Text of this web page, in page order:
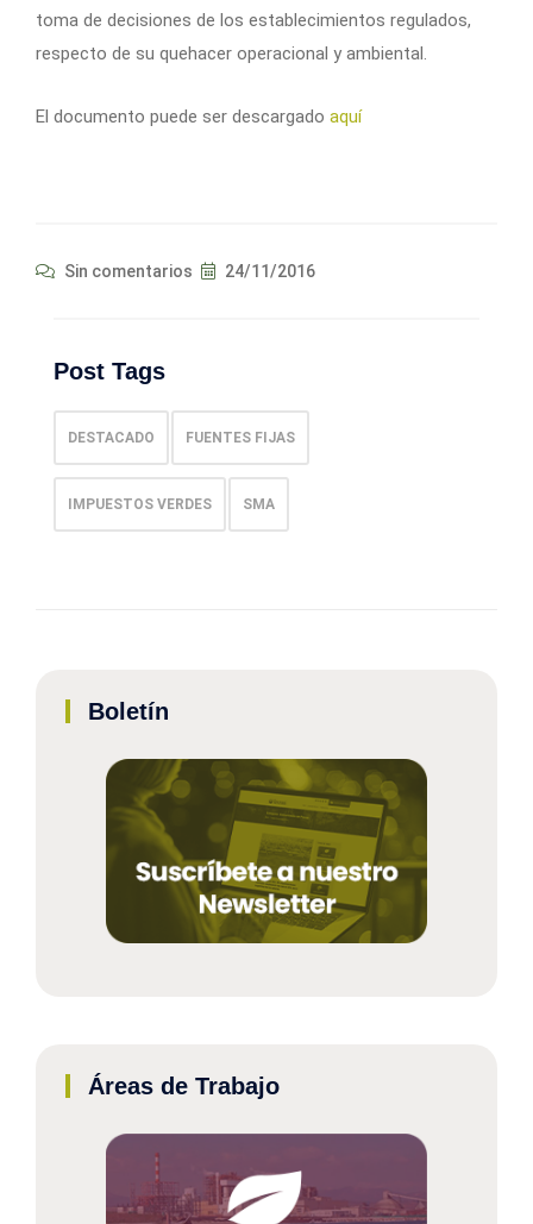
toma de decisiones de los establecimientos regulados,
respecto de su quehacer operacional y ambiental.
El documento puede ser descargado aquí
Sin comentarios 24/11/2016
Post Tags
DESTACADO FUENTES FIJAS
IMPUESTOS VERDES SMA
Boletín
Áreas de Trabajo